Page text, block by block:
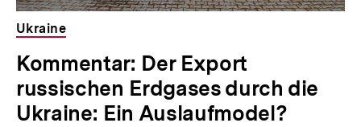
Ukraine
Kommentar: Der Export
russischen Erdgases durch die
Ukraine: Ein Auslaufmodel?